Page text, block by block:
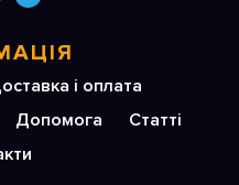
і оплата
Допомога
Статті